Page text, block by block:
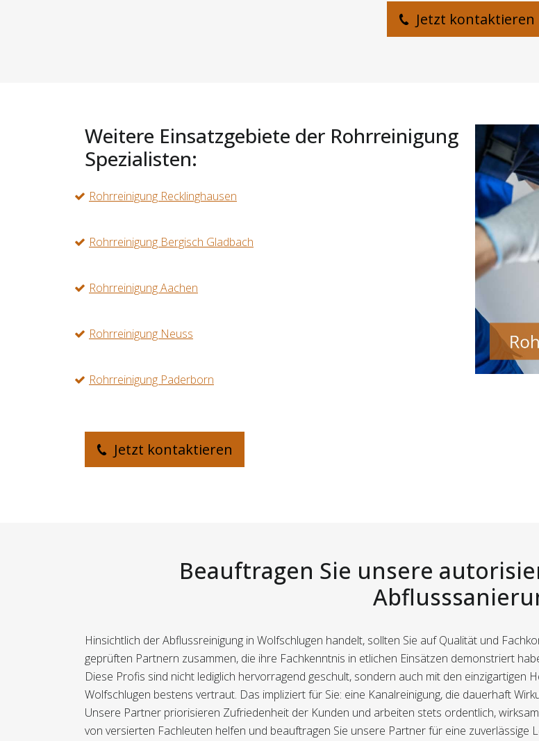
Jetzt kontaktieren
Weitere Einsatzgebiete der Rohrreinigung
Spezialisten:
Rohrreinigung Recklinghausen
Rohrreinigung Bergisch Gladbach
Rohrreinigung Aachen
Rohrreinigung Neuss
Rohrreinigung Paderborn
Jetzt kontaktieren
Beauftragen Sie unsere
Hinsichtlich der Abflussreinigung in Wolfschlugen handelt, sollten Sie auf Qualität und
geprüften Partnern zusammen, die ihre Fachkenntnis in etlichen Einsätzen demonstriert
Diese Profis sind nicht lediglich hervorragend geschult, sondern auch mit den
Wolfschlugen bestens vertraut. Das impliziert für Sie: eine Kanalreinigung, die dauerhaft
Unsere Partner priorisieren Zufriedenheit der Kunden und arbeiten stets ordentlich,
von versierten Fachleuten helfen und beauftragen Sie unsere Partner für eine zuverlässige